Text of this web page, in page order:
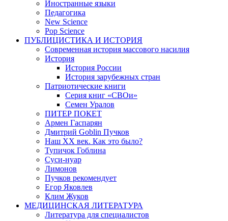
Иностранные языки
Педагогика
New Science
Pop Science
ПУБЛИЦИСТИКА И ИСТОРИЯ
Современная история массового насилия
История
История России
История зарубежных стран
Патриотические книги
Серия книг «СВОи»
Семен Уралов
ПИТЕР ПОКЕТ
Армен Гаспарян
Дмитрий Goblin Пучков
Наш XX век. Как это было?
Тупичок Гоблина
Суси-нуар
Лимонов
Пучков рекомендует
Егор Яковлев
Клим Жуков
МЕДИЦИНСКАЯ ЛИТЕРАТУРА
Литература для специалистов